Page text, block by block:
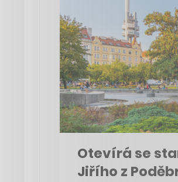
Otevírá se
Jiřího z